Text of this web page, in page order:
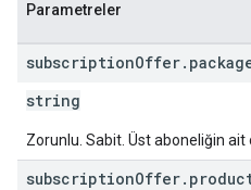
Parametreler
subscriptionOffer.
string
Zorunlu. Sabit. Üst aboneliğin ait
subscriptionOffer.